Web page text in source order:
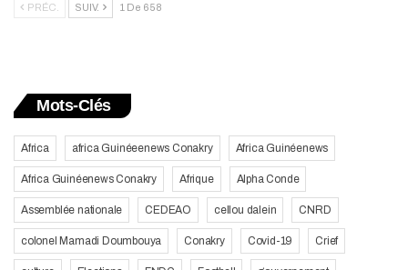
PRÉC. SUIV. 1 De 658
Mots-Clés
Africa africa Guinéeenews Conakry Africa Guinéenews
Africa Guinéenews Conakry Afrique Alpha Conde
Assemblée nationale CEDEAO cellou dalein CNRD
colonel Mamadi Doumbouya Conakry Covid-19 Crief